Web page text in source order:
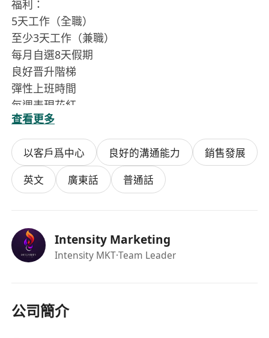
福利：
5天工作（全職）
至少3天工作（兼職）
每月自選8天假期
良好晋升階梯
彈性上班時間
每週表現花紅
在職培訓
海外學習機會
年輕工作環境
簽約獎金
兼職- 70-100/hour
查看更多
以客戶爲中心 良好的溝通能力
銷售發展
英文
廣東話 普通話
Intensity Marketing
Intensity MKT·Team Leader
公司簡介